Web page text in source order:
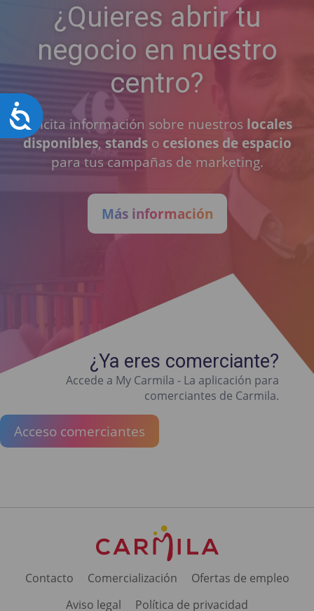
Accesibilidad
¿Quieres abrir tu
negocio en nuestro
centro?
Solicita información sobre nuestros locales
disponibles, standso cesiones de espacio
para tus campañas de marketing.
Más información
¿Ya eres comerciante?
Accede a My Carmila - La aplicación para
comerciantes de Carmila.
Acceso comerciantes
Contacto Comercialización
Ofertas de empleo
Aviso legal
Política de privacidad